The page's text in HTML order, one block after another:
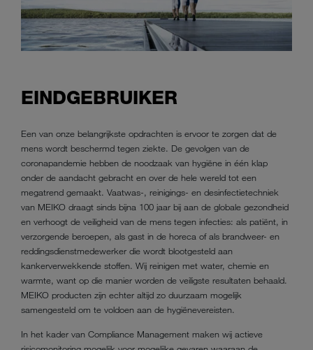
EINDGEBRUIKER
Een van onze belangrijkste opdrachten is ervoor te zorgen dat de
mens wordt beschermd tegen ziekte. De gevolgen van de
coronapandemie hebben de noodzaak van hygiëne in één klap
onder de aandacht gebracht en over de hele wereld tot een
megatrend gemaakt. Vaatwas-, reinigings- en desinfectietechniek
van MEIKO draagt sinds bijna 100 jaar bij aan de globale gezondheid
en verhoogt de veiligheid van de mens tegen infecties: als patiënt, in
verzorgende beroepen, als gast in de horeca of als brandweer- en
reddingsdienstmedewerker die wordt blootgesteld aan
kankerverwekkende stoffen. Wij reinigen met water, chemie en
warmte, want op die manier worden de veiligste resultaten behaald.
MEIKO producten zijn echter altijd zo duurzaam mogelijk
samengesteld om te voldoen aan de hygiënevereisten.
In het kader van Compliance Management maken wij actieve